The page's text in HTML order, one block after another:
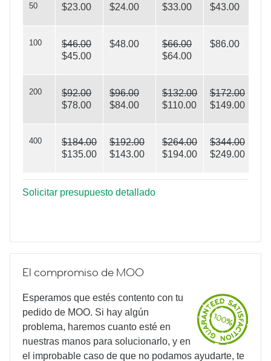
50 $23.00 $24.00 $33.00 $43.00
100
$46.00
$45.00
$48.00
$66.00
$64.00
$86.00
200
$92.00
$78.00
$96.00
$84.00
$132.00
$110.00
$172.00
$149.00
400
$184.00
$135.00
$192.00
$143.00
$264.00
$194.00
$344.00
$249.00
Solicitar presupuesto detallado
El compromiso de MOO
Esperamos que estés contento con tu
pedido de MOO. Si hay algún
problema, haremos cuanto esté en
nuestras manos para solucionarlo, y en
el improbable caso de que no podamos ayudarte, te